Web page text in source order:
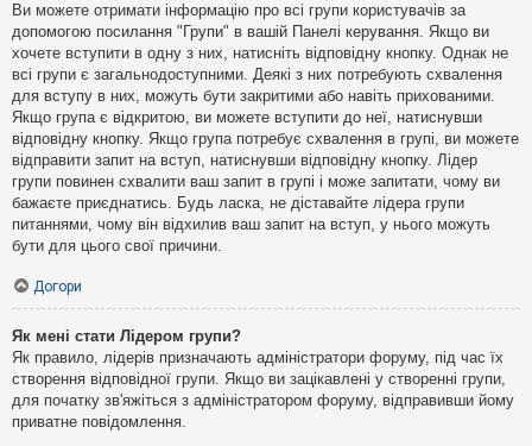
Ви можете отримати інформацію про всі групи користувачів за
допомогою посилання "Групи" в вашій Панелі керування. Якщо ви
хочете вступити в одну з них, натисніть відповідну кнопку. Однак не
всі групи є загальнодоступними. Деякі з них потребують схвалення
для вступу в них, можуть бути закритими або навіть прихованими.
Якщо група є відкритою, ви можете вступити до неї, натиснувши
відповідну кнопку. Якщо група потребує схвалення в групі, ви можете
відправити запит на вступ, натиснувши відповідну кнопку. Лідер
групи повинен схвалити ваш запит в групі і може запитати, чому ви
бажаєте приєднатись. Будь ласка, не діставайте лідера групи
питаннями, чому він відхилив ваш запит на вступ, у нього можуть
бути для цього свої причини.
Догори
Як мені стати Лідером групи?
Як правило, лідерів призначають адміністратори форуму, під час їх
створення відповідної групи. Якщо ви зацікавлені у створенні групи,
для початку зв'яжіться з адміністратором форуму, відправивши йому
приватне повідомлення.